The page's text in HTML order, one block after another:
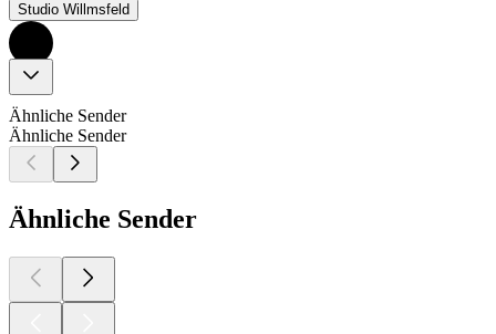
Studio Willmsfeld
Ähnliche Sender
Ähnliche Sender
Ähnliche Sender